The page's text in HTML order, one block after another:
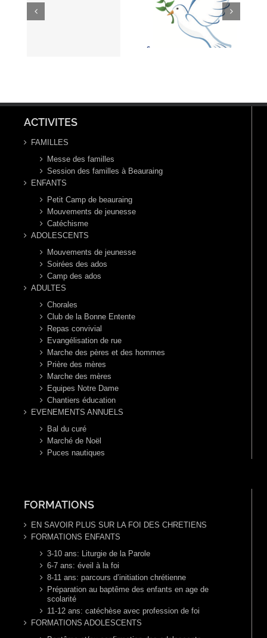
jeûne: sur
les pas de
St Joseph
ACTIVITES
FAMILLES
Messe des familles
Session des familles à Beauraing
ENFANTS
Petit Camp de beauraing
Mouvements de jeunesse
Catéchisme
ADOLESCENTS
Mouvements de jeunesse
Soirées des ados
Camp des ados
ADULTES
Chorales
Club de la Bonne Entente
Repas convivial
Evangélisation de rue
Marche des pères et des hommes
Prière des mères
Marche des mères
Equipes Notre Dame
Chantiers éducation
EVENEMENTS ANNUELS
Bal du curé
Marché de Noël
Puces nautiques
FORMATIONS
EN SAVOIR PLUS SUR LA FOI DES CHRETIENS
FORMATIONS ENFANTS
3-10 ans: Liturgie de la Parole
6-7 ans: éveil à la foi
8-11 ans: parcours d’initiation chrétienne
Préparation au baptême des enfants en age de
scolarité
11-12 ans: catéchèse avec profession de foi
FORMATIONS ADOLESCENTS